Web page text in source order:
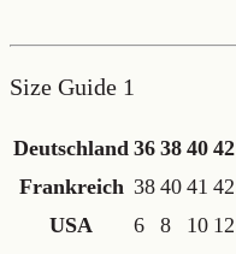
Size Guide 1
Deutschland 36 38 40 42
Frankreich 38 40 41 42
USA
6 8 10 12